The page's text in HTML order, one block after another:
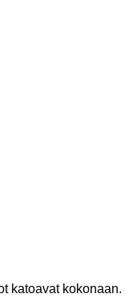
katoavat kokonaan.